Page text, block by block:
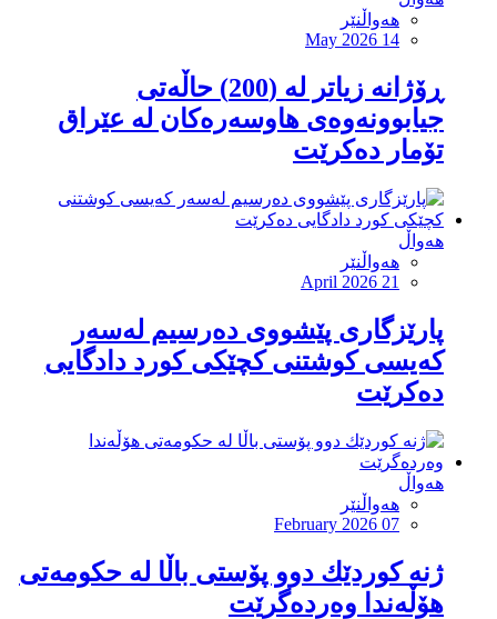
هەواڵنێر
May 2026 14
ڕۆژانە زیاتر لە (200) حاڵەتی
جیابوونەوەی هاوسەرەکان لە عێراق
تۆمار دەکرێت
هەواڵ
هەواڵنێر
April 2026 21
پارێزگاری پێشووی دەرسیم لەسەر
كەیسی كوشتنی كچێكی كورد دادگایی
دەکرێت
هەواڵ
هەواڵنێر
February 2026 07
ژنە کوردێك دوو پۆستی باڵا لە حكومەتی
هۆڵەندا وەردەگرێت